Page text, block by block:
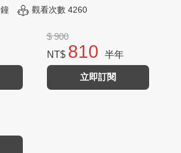
觀看次數 4260
$ 900
NT$ 810 半年
立即訂閱